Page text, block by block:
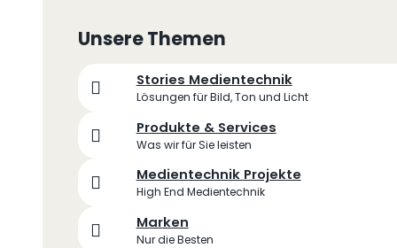
Unsere Themen
Stories Medientechnik
Lösungen für Bild, Ton und Licht
Produkte & Services
Was wir für Sie leisten
Medientechnik Projekte
High End Medientechnik
Marken
Nur die Besten